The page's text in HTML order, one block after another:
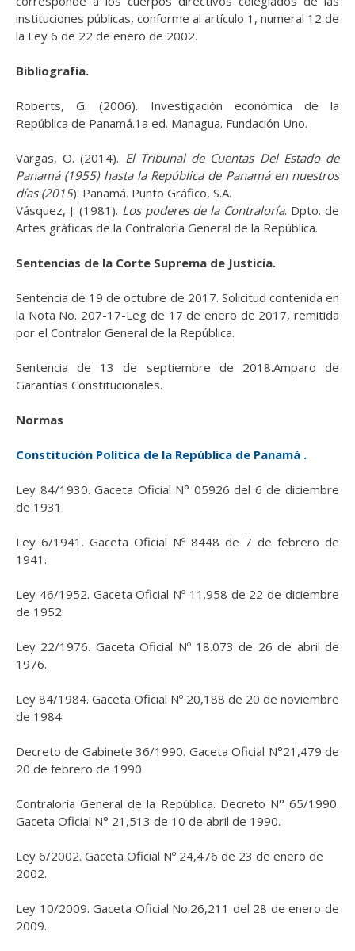
instituciones públicas, conforme al artículo 1, numeral 12 de
la Ley 6 de 22 de enero de 2002.
Bibliografía.
Roberts, G. (2006). Investigación económica de la
República de Panamá.1a ed. Managua. Fundación Uno.
Vargas, O. (2014). El Tribunal de Cuentas Del Estado de
Panamá (1955) hasta la República de Panamá en nuestros
días (2015). Panamá. Punto Gráfico, S.A.
Vásquez, J. (1981). Los poderes de la Contraloría. Dpto. de
Artes gráficas de la Contraloría General de la República.
Sentencias de la Corte Suprema de Justicia.
Sentencia de 19 de octubre de 2017. Solicitud contenida en
la Nota No. 207-17-Leg de 17 de enero de 2017, remitida
por el Contralor General de la República.
Sentencia de 13 de septiembre de 2018.Amparo de
Garantías Constitucionales.
Normas
Constitución Política de la República de Panamá .
Ley 84/1930. Gaceta Oficial N° 05926 del 6 de diciembre
de 1931.
Ley 6/1941. Gaceta Oficial Nº 8448 de 7 de febrero de
1941.
Ley 46/1952. Gaceta Oficial Nº 11.958 de 22 de diciembre
de 1952.
Ley 22/1976. Gaceta Oficial Nº 18.073 de 26 de abril de
1976.
Ley 84/1984. Gaceta Oficial Nº 20,188 de 20 de noviembre
de 1984.
Decreto de Gabinete 36/1990. Gaceta Oficial N°21,479 de
20 de febrero de 1990.
Contraloría General de la República. Decreto N° 65/1990.
Gaceta Oficial N° 21,513 de 10 de abril de 1990.
Ley 6/2002. Gaceta Oficial Nº 24,476 de 23 de enero de
2002.
Ley 10/2009. Gaceta Oficial No.26,211 del 28 de enero de
2009.